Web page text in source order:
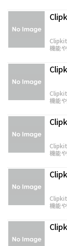
Clipkit
機能や
Clipkit
機能や
Clipkit
機能や
Clipkit
機能や